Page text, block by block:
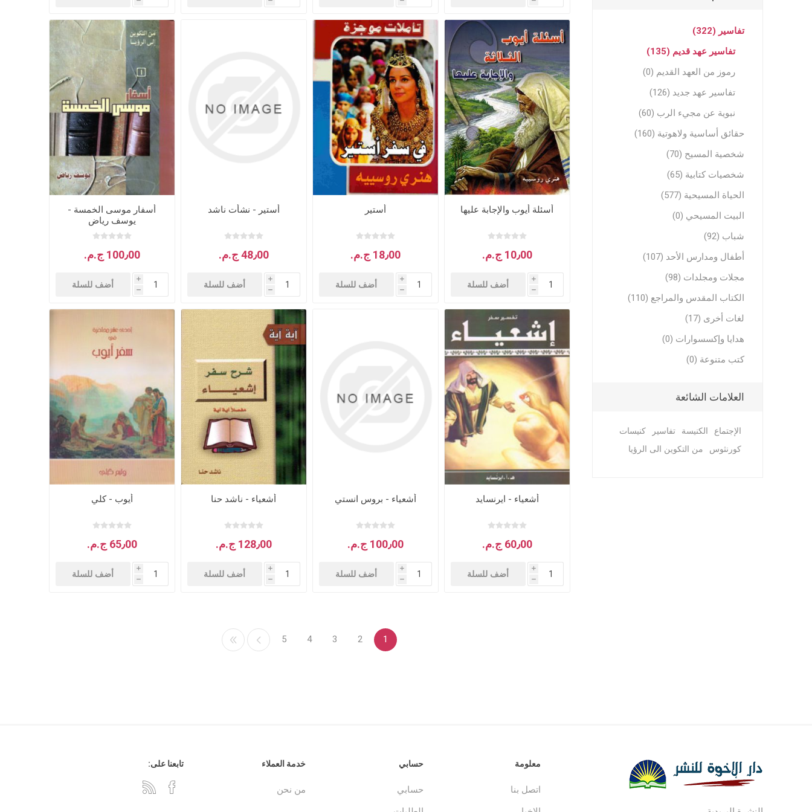
مجلات ومجلدات
مجلات ومجلدات
ترنيمات روحية
الكتاب المقدس والمراجع
كتب مقدسة
مراجع
لغات أخرى
هدايا وإكسسوارات
جلد وشنط
أسئلة أيوب والإجابة عليها
10٫00 ج.م.‏
i
h
أضف للسلة
أستير
18٫00 ج.م.‏
i
h
أضف للسلة
أستير - نشأت ناشد
48٫00 ج.م.‏
i
h
أضف للسلة
أسفار موسى الخمسة -
يوسف رياض
100٫00 ج.م.‏
i
h
أضف للسلة
أشعياء - ايرنسايد
60٫00 ج.م.‏
i
h
أضف للسلة
أشعياء - بروس انستي
100٫00 ج.م.‏
i
h
أضف للسلة
أشعياء - ناشد حنا
128٫00 ج.م.‏
i
h
أضف للسلة
أيوب - كلي
65٫00 ج.م.‏
i
h
أضف للسلة
1
2
3
4
5
تفاسير (322)
تفاسير عهد قديم (135)
رموز من العهد القديم (0)
تفاسير عهد جديد (126)
نبوية عن مجيء الرب (60)
حقائق أساسية ولاهوتية (160)
شخصية المسيح (70)
شخصيات كتابية (65)
الحياة المسيحية (577)
البيت المسيحي (0)
شباب (92)
أطفال ومدارس الأحد (107)
مجلات ومجلدات (98)
الكتاب المقدس والمراجع (110)
لغات أخرى (17)
هدايا وإكسسوارات (0)
كتب متنوعة (0)
العلامات الشائعة
الإجتماع الكنيسة تفاسير
كنيسات
كورنثوس
من التكوين الى الرؤيا
معلومة
اتصل بنا
حسابي
حسابي
خدمة العملاء
من نحن
تابعنا على: